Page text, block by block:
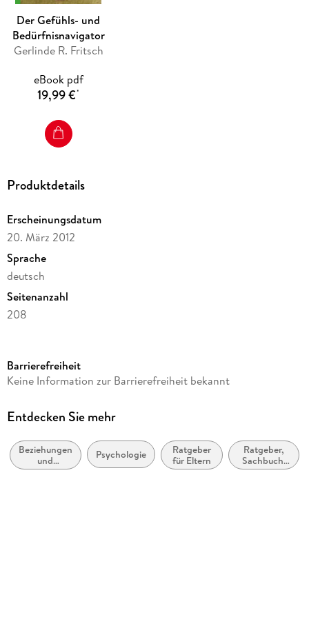
Der Gefühls- und
Bedürfnisnavigator
Gerlinde R. Fritsch
eBook pdf
19,99 €*
Produktdetails
Erscheinungsdatum
20. März 2012
Sprache
deutsch
Seitenanzahl
208
Reihe
Autor/Autorin
Verlag/Hersteller
Junfermann Verlag
Barrierefreiheit
Keine Information zur Barrierefreiheit bekannt
Entdecken Sie mehr
Beziehungen
und
Familien:
Psychologie
Ratgeber
für Eltern
Ratgeber,
Sachbuch:
Psychologie